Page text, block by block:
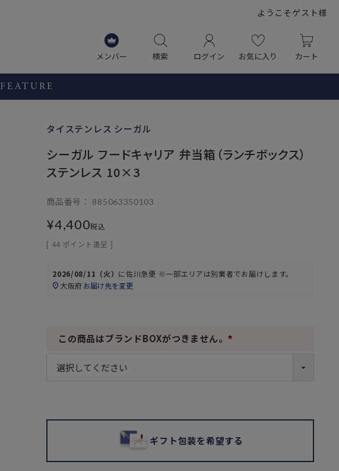
ようこそゲスト様
メンバー 検索 ログイン お気に入り カート
FEATURE
タイステンレス シーガル
シーガル フードキャリア 弁当箱（ランチボックス）
ステンレス 10×3
商品番号 885063350103
¥4,400税込
[ 44 ポイント進呈 ]
2026/08/11（火） に佐川急便 ※一部エリアは別業者でお届けします。
大阪府お届け先を変更
この商品はブランドBOXがつきません。
ギフト包装を希望する